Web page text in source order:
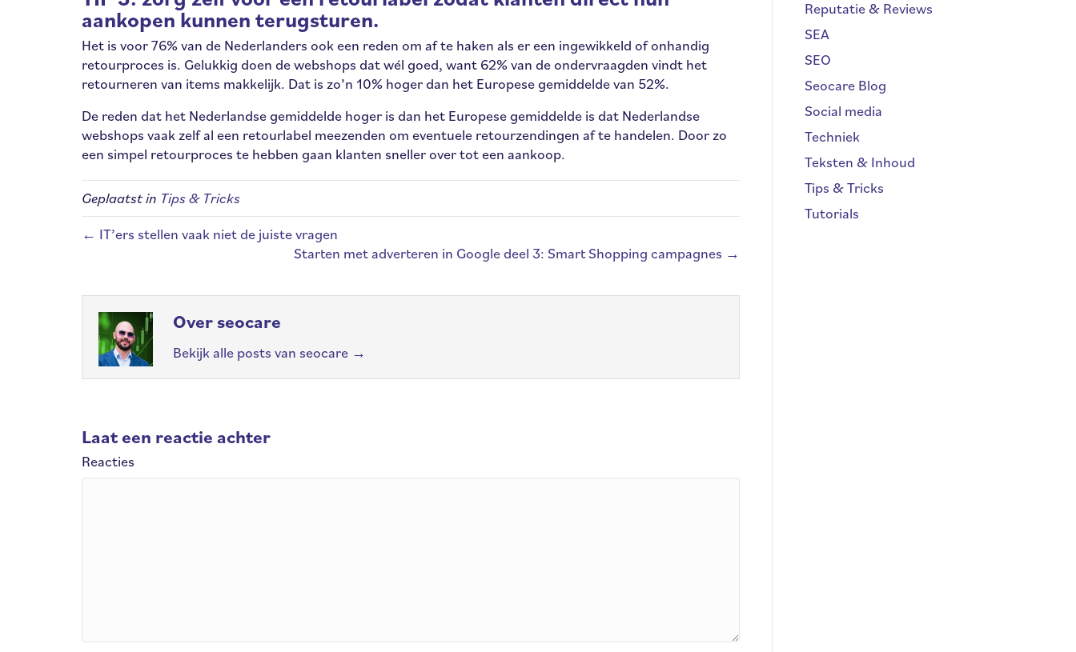
aankopen kunnen terugsturen.
Het is voor 76% van de Nederlanders ook een reden om af te haken als er een ingewikkeld of onhandig
retourproces is. Gelukkig doen de webshops dat wél goed, want 62% van de ondervraagden vindt het
retourneren van items makkelijk. Dat is zo’n 10% hoger dan het Europese gemiddelde van 52%.
De reden dat het Nederlandse gemiddelde hoger is dan het Europese gemiddelde is dat Nederlandse
webshops vaak zelf al een retourlabel meezenden om eventuele retourzendingen af te handelen. Door zo
een simpel retourproces te hebben gaan klanten sneller over tot een aankoop.
Geplaatst in Tips & Tricks
← IT’ers stellen vaak niet de juiste vragen
Starten met adverteren in Google deel 3: Smart Shopping campagnes →
Over seocare
Bekijk alle posts van seocare →
Laat een reactie achter
Reacties
Reputatie & Reviews
SEA
SEO
Seocare Blog
Social media
Techniek
Teksten & Inhoud
Tips & Tricks
Tutorials